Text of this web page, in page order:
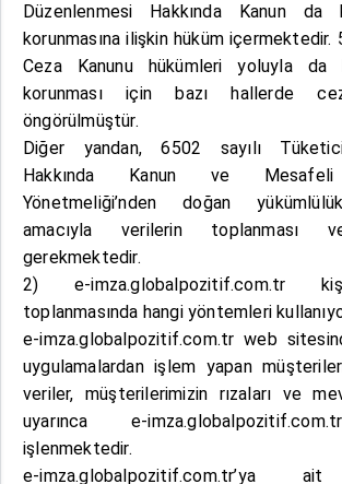
Düzenlenmesi Hakkında Kanun da
korunmasına ilişkin hüküm içermektedir.
Ceza Kanunu hükümleri yoluyla da
korunması için bazı hallerde
öngörülmüştür.
Diğer yandan, 6502 sayılı
Hakkında Kanun ve Mesafeli
Yönetmeliği’nden doğan
amacıyla verilerin toplanması
gerekmektedir.
2) e-imza.globalpozitif.com.tr
toplanmasında hangi yöntemleri
e-imza.globalpozitif.com.tr web
uygulamalardan işlem yapan
veriler, müşterilerimizin rızaları ve
uyarınca e-
işlenmektedir.
e-